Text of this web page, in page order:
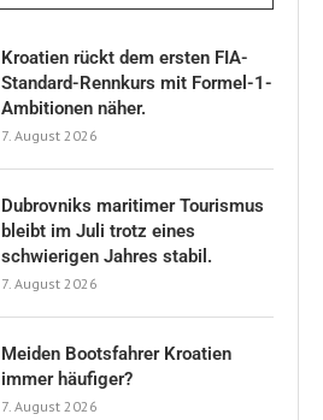
Kroatien rückt dem ersten FIA-
Standard-Rennkurs mit Formel-1-
Ambitionen näher.
7. August 2026
Dubrovniks maritimer Tourismus
bleibt im Juli trotz eines
schwierigen Jahres stabil.
7. August 2026
Meiden Bootsfahrer Kroatien
immer häufiger?
7. August 2026